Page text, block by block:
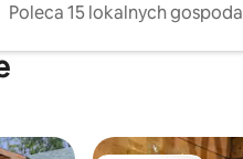
Poleca 15 lokalnych